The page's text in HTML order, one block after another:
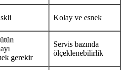
Kolay ve esnek
gerekir
Servis bazında
ölçeklenebilirlik